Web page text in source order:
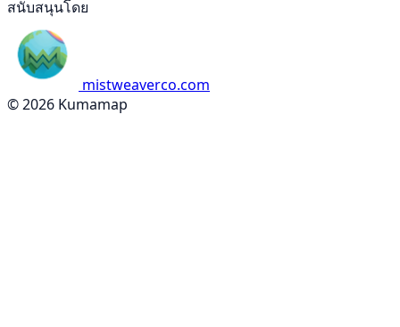
สนับสนุนโดย
mistweaverco.com
© 2026 Kumamap